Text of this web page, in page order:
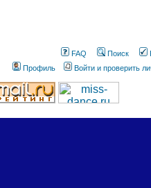
FAQ Поиск
Профиль
Войти и проверить